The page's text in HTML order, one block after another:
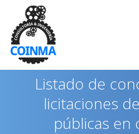
Listado de
licitaciones
públicas en